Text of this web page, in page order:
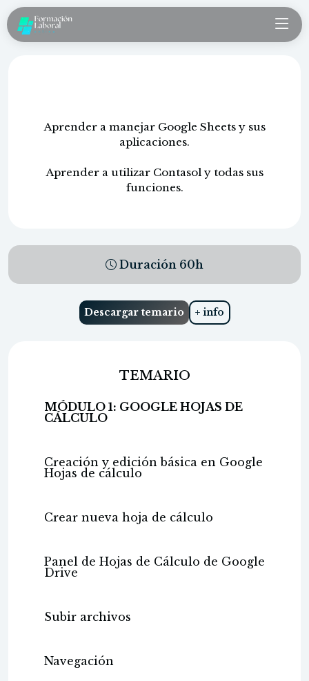
Aprender a manejar Google Sheets y sus
aplicaciones.
Aprender a utilizar Contasol y todas sus
funciones.
Duración 60h
Descargar temario + info
TEMARIO
MÓDULO 1: GOOGLE HOJAS DE
CÁLCULO
Creación y edición básica en Google
Hojas de cálculo
Crear nueva hoja de cálculo
Panel de Hojas de Cálculo de Google
Drive
Subir archivos
Navegación